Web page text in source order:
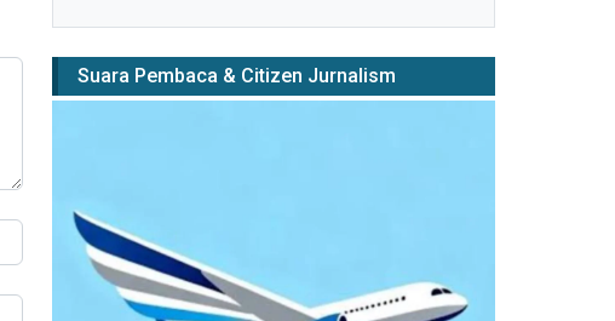
Suara Pembaca & Citizen Jurnalism